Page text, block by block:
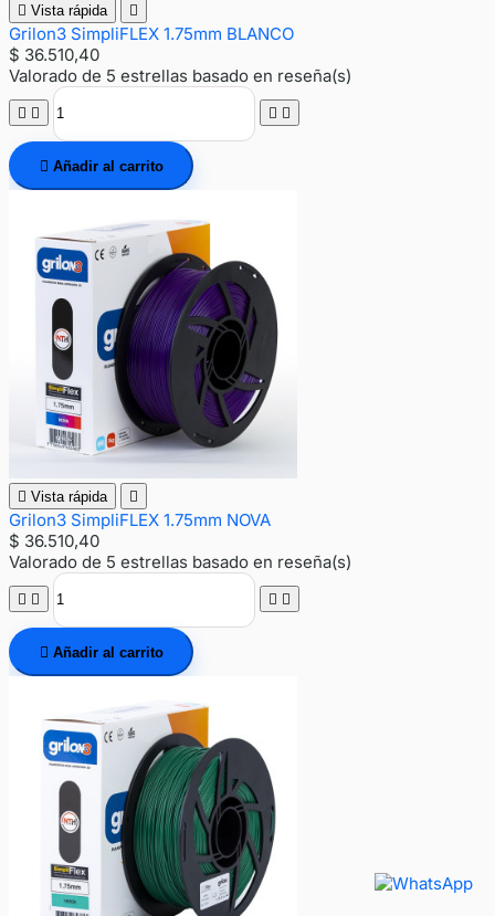
 Vista rápida 
Grilon3 SimpliFLEX 1.75mm BLANCO
$ 36.510,40
Valorado de 5 estrellas basado en reseña(s)
   
 Añadir al carrito
 Vista rápida 
Grilon3 SimpliFLEX 1.75mm NOVA
$ 36.510,40
Valorado de 5 estrellas basado en reseña(s)
   
 Añadir al carrito